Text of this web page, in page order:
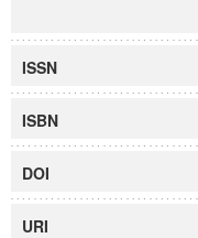
ISSN
ISBN
DOI
URI